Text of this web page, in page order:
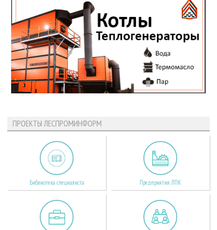
ПРОЕКТЫ ЛЕСПРОМИНФОРМ
Библиотека специалиста Предприятия ЛПК